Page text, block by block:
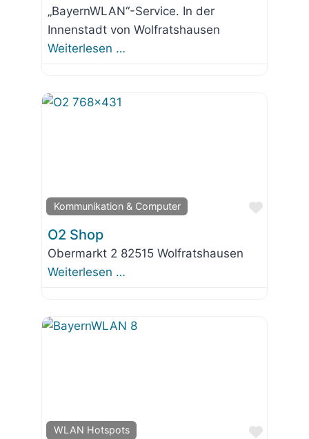
„BayernWLAN“-Service. In der
Innenstadt von Wolfratshausen
Weiterlesen …
Kommunikation & Computer
Favorit
O2 Shop
Obermarkt 2 82515 Wolfratshausen
Weiterlesen …
WLAN Hotspots Favorit